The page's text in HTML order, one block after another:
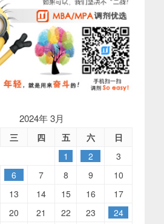
2024年 3月
三 四 五 六
日
1
2
3
6 7 8 9
10
13 14 15 16
17
20 21 22 23
24